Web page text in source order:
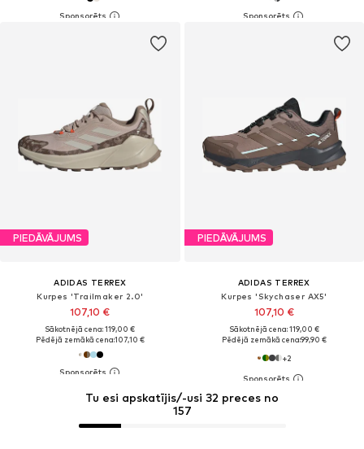
PIEDĀVĀJUMS
ADIDAS TERREX
Kurpes 'Trailmaker 2.0'
107,10 €
Sākotnējā cena: 119,00 €
Pēdējā zemākā cena:107,10 €
PIEDĀVĀJUMS
ADIDAS TERREX
Kurpes 'Skychaser AX5'
107,10 €
Sākotnējā cena: 119,00 €
Pēdējā zemākā cena:99,90 €
+2
Tu esi apskatījis/-usi 32 preces no
157